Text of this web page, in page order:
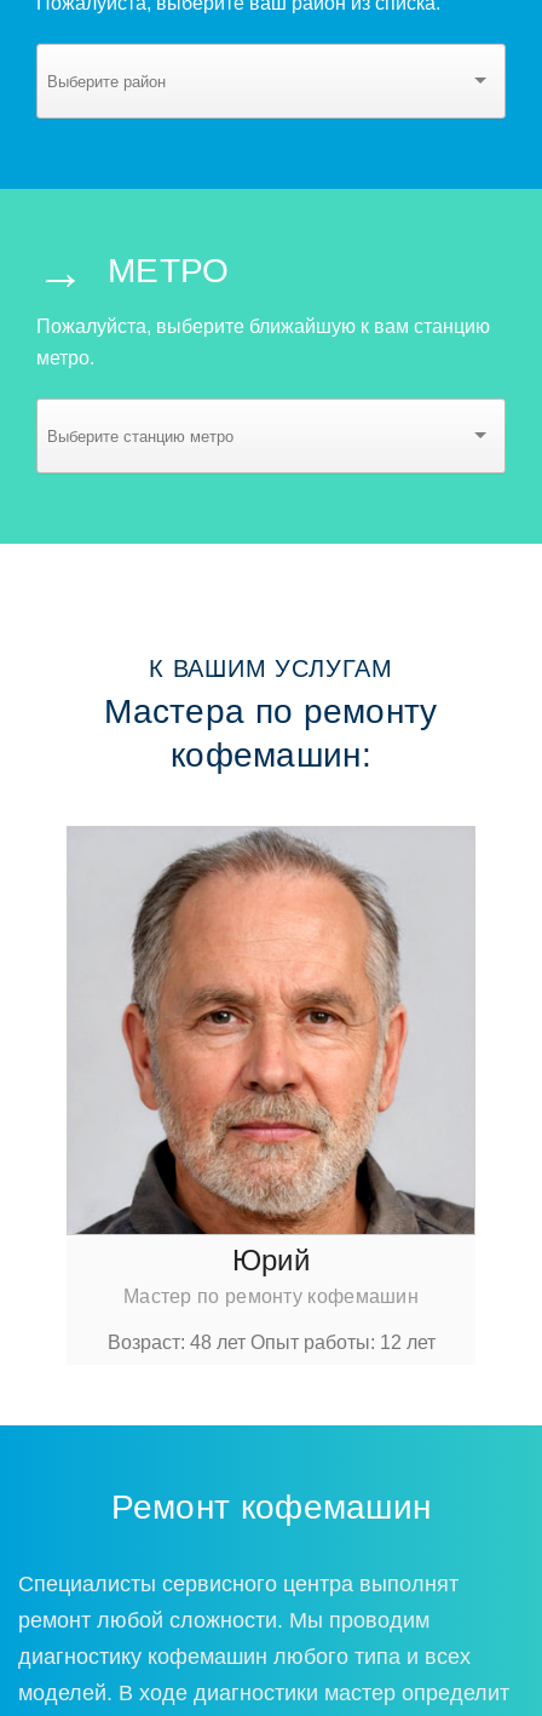
→ МЕТРО
Пожалуйста, выберите ближайшую к вам станцию
метро.
К ВАШИМ УСЛУГАМ
Мастера по ремонту
кофемашин:
Юрий
Мастер по ремонту кофемашин
Возраст: 48 летОпыт работы: 12 лет
Ремонт кофемашин
Специалисты сервисного центра выполнят
ремонт любой сложности. Мы проводим
диагностику кофемашин любого типа и всех
моделей. В ходе диагностики мастер определит